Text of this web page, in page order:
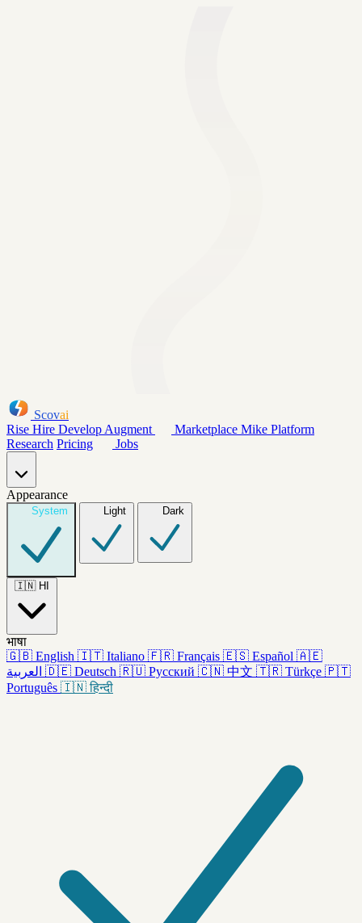
Scovai
Rise Hire Develop Augment Marketplace Mike Platform
Research Pricing Jobs
Appearance
System Light Dark
🇮🇳 HI
भाषा
🇬🇧 English 🇮🇹 Italiano 🇫🇷 Français 🇪🇸 Español 🇦🇪
العربية 🇩🇪 Deutsch 🇷🇺 Русский 🇨🇳 中文 🇹🇷 Türkçe 🇵🇹
Português 🇮🇳 हिन्दी